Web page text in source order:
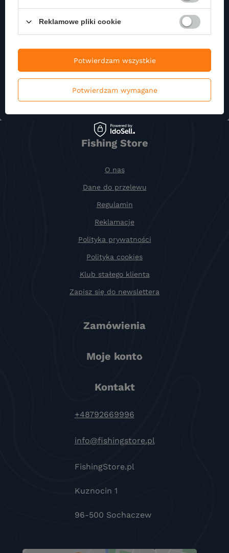
Wyrażam zgodę na przetwarzanie moich danych
osobowych (adres e-mail) na potrzeby wysyłki
newslettera z informacją handlową (marketing). Więcej
polityce prywatności.
Fishing Store
O nas
Dane do przelewu
Regulamin
Reklamacje
Polityka prywatności
Polityka cookies
Klub stałego klienta
Zapisz się do newslettera
Zamówienia
Moje konto
Kontakt
+48792669996
info@fishingstore.pl
FishingStore.pl
Kuznocin 1
96-500 Sochaczew
Reklamowe pliki cookie
Potwierdzam wymagane
Potwierdzam wszystkie